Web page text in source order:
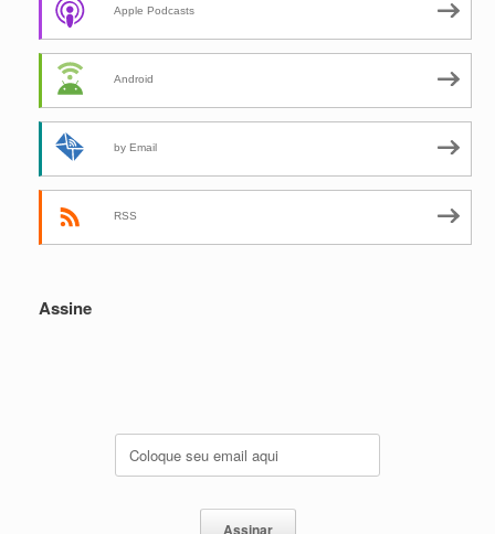
Apple Podcasts
Android
by Email
RSS
Assine